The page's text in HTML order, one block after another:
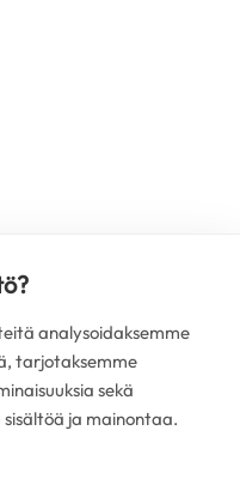
analysoidaksemme
tarjotaksemme
sekä
ja mainontaa.